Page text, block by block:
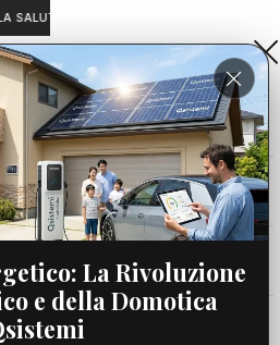
SALUTE A PORTATA DI MANO:
Home
Cronaca
Viabilità
La Rivoluzione
e della Domotica